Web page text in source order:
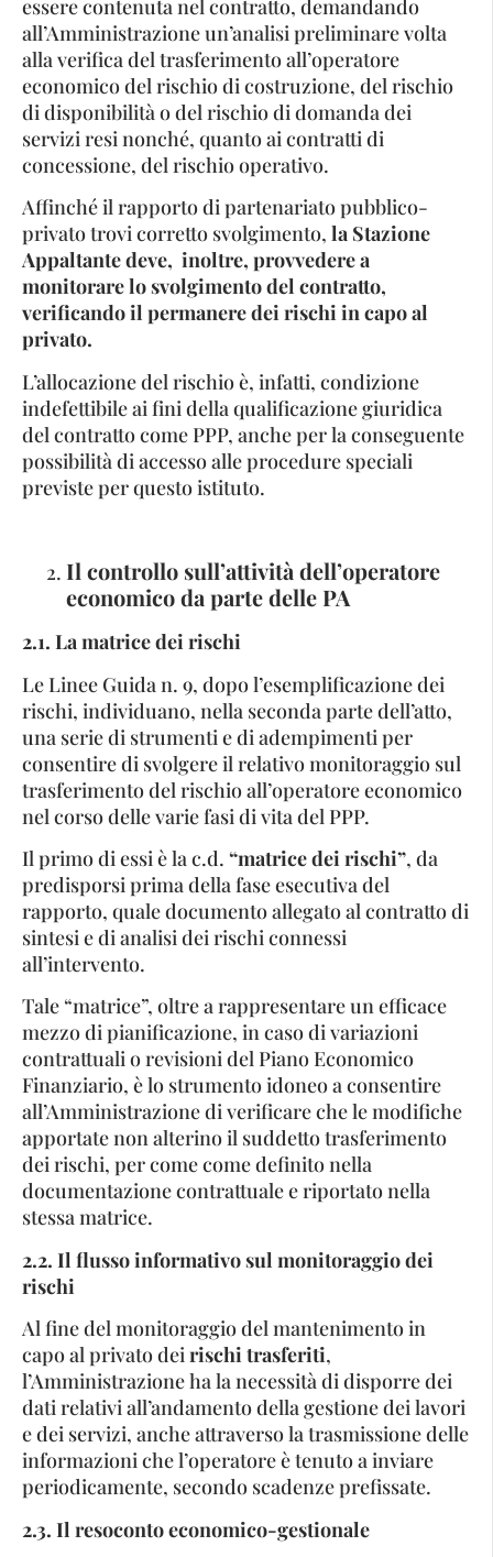
essere contenuta nel contratto, demandando
all’Amministrazione un’analisi preliminare volta
alla verifica del trasferimento all’operatore
economico del rischio di costruzione, del rischio
di disponibilità o del rischio di domanda dei
servizi resi nonché, quanto ai contratti di
concessione, del rischio operativo.
Affinché il rapporto di partenariato pubblico-
privato trovi corretto svolgimento, la Stazione
Appaltante deve, inoltre, provvedere a
monitorare lo svolgimento del contratto,
verificando il permanere dei rischi in capo al
privato.
L’allocazione del rischio è, infatti, condizione
indefettibile ai fini della qualificazione giuridica
del contratto come PPP, anche per la conseguente
possibilità di accesso alle procedure speciali
previste per questo istituto.
Il controllo sull’attività dell’operatore
economico da parte delle PA
2.1. La matrice dei rischi
Le Linee Guida n. 9, dopo l’esemplificazione dei
rischi, individuano, nella seconda parte dell’atto,
una serie di strumenti e di adempimenti per
consentire di svolgere il relativo monitoraggio sul
trasferimento del rischio all’operatore economico
nel corso delle varie fasi di vita del PPP.
Il primo di essi è la c.d. “matrice dei rischi”, da
predisporsi prima della fase esecutiva del
rapporto, quale documento allegato al contratto di
sintesi e di analisi dei rischi connessi
all’intervento.
Tale “matrice”, oltre a rappresentare un efficace
mezzo di pianificazione, in caso di variazioni
contrattuali o revisioni del Piano Economico
Finanziario, è lo strumento idoneo a consentire
all’Amministrazione di verificare che le modifiche
apportate non alterino il suddetto trasferimento
dei rischi, per come come definito nella
documentazione contrattuale e riportato nella
stessa matrice.
2.2. Il flusso informativo sul monitoraggio dei
rischi
Al fine del monitoraggio del mantenimento in
capo al privato deirischi trasferiti,
l’Amministrazione ha la necessità di disporre dei
dati relativi all’andamento della gestione dei lavori
e dei servizi, anche attraverso la trasmissione delle
informazioni che l’operatore è tenuto a inviare
periodicamente, secondo scadenze prefissate.
2.3. Il resoconto economico-gestionale